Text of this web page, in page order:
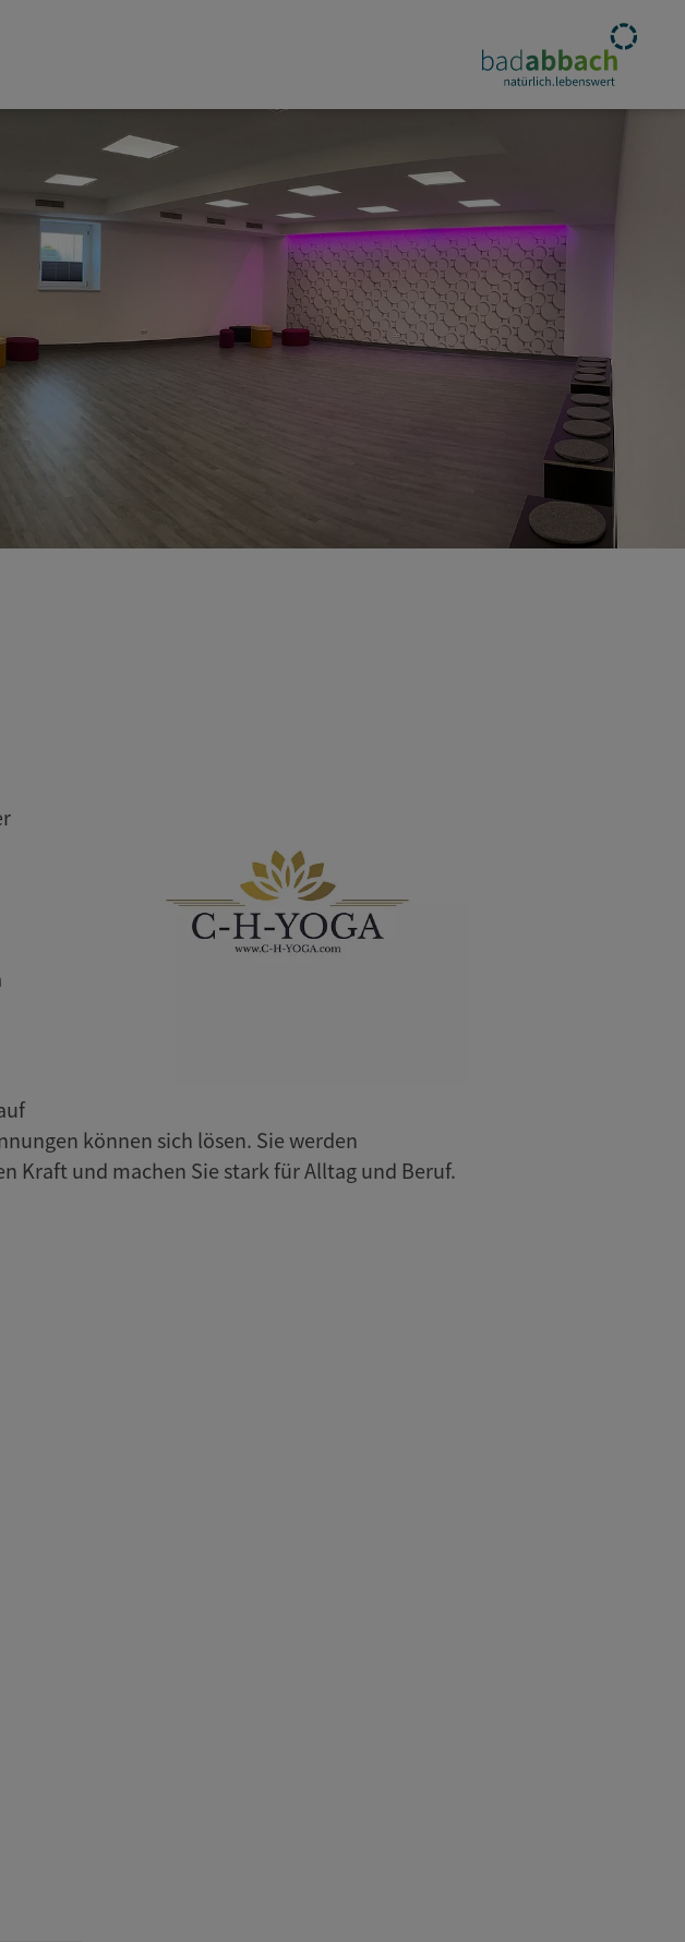
können sich lösen. Sie werden
Kraft und machen Sie stark für Alltag und Beruf.